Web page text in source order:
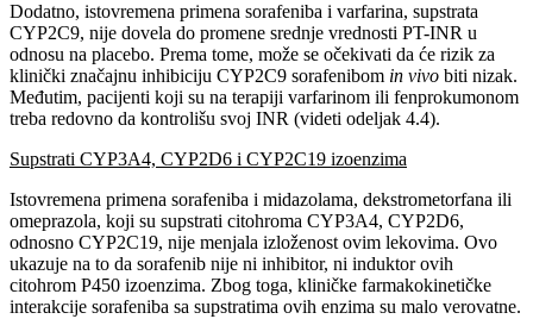
Dodatno, istovremena primena sorafeniba i varfarina, supstrata
CYP2C9, nije dovela do promene srednje vrednosti PT-INR u
odnosu na placebo. Prema tome, može se očekivati da će rizik za
klinički značajnu inhibiciju CYP2C9 sorafenibom in vivo biti nizak.
Međutim, pacijenti koji su na terapiji varfarinom ili fenprokumonom
treba redovno da kontrolišu svoj INR (videti odeljak 4.4).
Supstrati CYP3A4, CYP2D6 i CYP2C19 izoenzima
Istovremena primena sorafeniba i midazolama, dekstrometorfana ili
omeprazola, koji su supstrati citohroma CYP3A4, CYP2D6,
odnosno CYP2C19, nije menjala izloženost ovim lekovima. Ovo
ukazuje na to da sorafenib nije ni inhibitor, ni induktor ovih
citohrom P450 izoenzima. Zbog toga, kliničke farmakokinetičke
interakcije sorafeniba sa supstratima ovih enzima su malo verovatne.